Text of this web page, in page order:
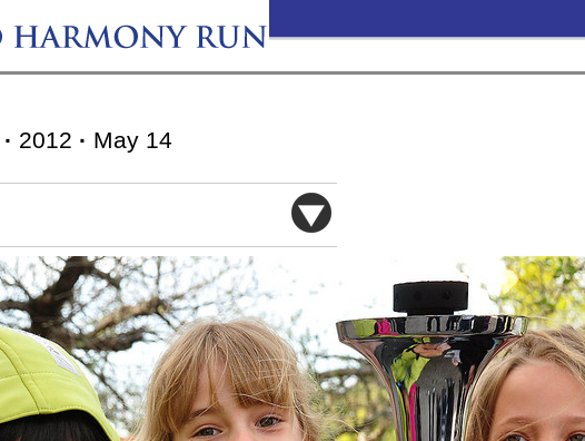
· 2012 · May 14